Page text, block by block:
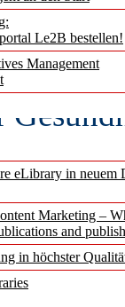
Le2B bestellen!
Management
eLibrary in neuem
Marketing –
and
in höchster